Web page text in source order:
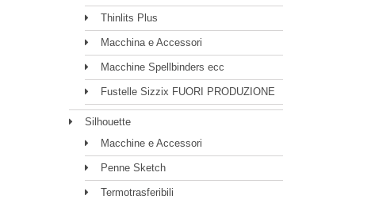
Thinlits Plus
Macchina e Accessori
Macchine Spellbinders ecc
Fustelle Sizzix FUORI PRODUZIONE
Silhouette
Macchine e Accessori
Penne Sketch
Termotrasferibili